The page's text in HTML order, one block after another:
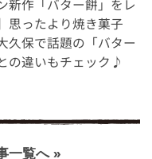
新作「バター餅」をレ
思ったより焼き菓子
久保で話題の「バター
の違いもチェック♪
一覧へ »